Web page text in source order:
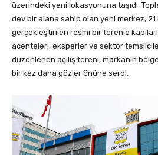
üzerindeki yeni lokasyonuna taşıdı.
dev bir alana sahip olan yeni merkez, 21
gerçekleştirilen resmi bir törenle
acenteleri, eksperler ve sektör
düzenlenen açılış töreni, markanın
bir kez daha gözler önüne serdi.